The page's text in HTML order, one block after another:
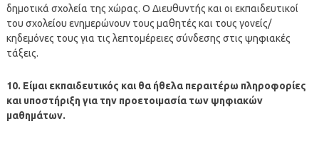
δημοτικά σχολεία της χώρας. Ο Διευθυντής και οι εκπαιδευτικοί
του σχολείου ενημερώνουν τους μαθητές και τους γονείς/
κηδεμόνες τους για τις λεπτομέρειες σύνδεσης στις ψηφιακές
τάξεις.
10. Είμαι εκπαιδευτικός και θα ήθελα περαιτέρω πληροφορίες
και υποστήριξη για την προετοιμασία των ψηφιακών
μαθημάτων.